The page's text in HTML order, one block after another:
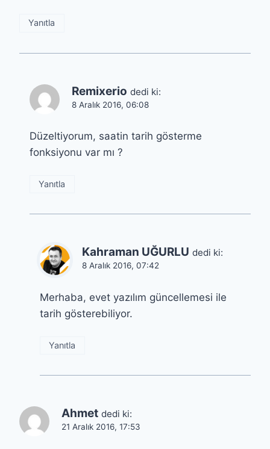
Yanıtla
Remixerio dedi ki:
8 Aralık 2016, 06:08
Düzeltiyorum, saatin tarih gösterme
fonksiyonu var mı ?
Yanıtla
Kahraman UĞURLU dedi ki:
8 Aralık 2016, 07:42
Merhaba, evet yazılım güncellemesi ile
tarih gösterebiliyor.
Yanıtla
Ahmet dedi ki:
21 Aralık 2016, 17:53